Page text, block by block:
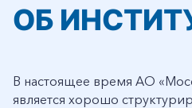
ОБ
В настоящее время АО
является хорошо